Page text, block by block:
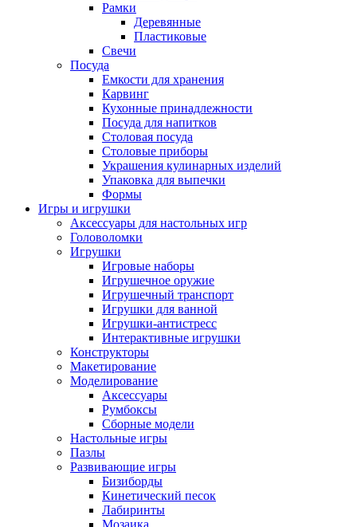
Рамки
Деревянные
Пластиковые
Свечи
Посуда
Емкости для хранения
Карвинг
Кухонные принадлежности
Посуда для напитков
Столовая посуда
Столовые приборы
Украшения кулинарных изделий
Упаковка для выпечки
Формы
Игры и игрушки
Аксессуары для настольных игр
Головоломки
Игрушки
Игровые наборы
Игрушечное оружие
Игрушечный транспорт
Игрушки для ванной
Игрушки-антистресс
Интерактивные игрушки
Конструкторы
Макетирование
Моделирование
Аксессуары
Румбоксы
Сборные модели
Настольные игры
Пазлы
Развивающие игры
Бизиборды
Кинетический песок
Лабиринты
Мозаика